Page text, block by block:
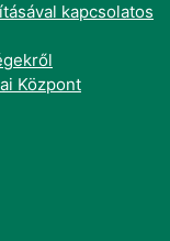
kapcsolatos
Központ